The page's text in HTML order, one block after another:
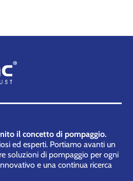
il concetto di pompaggio.
ed esperti. Portiamo avanti un
soluzioni di pompaggio per ogni
e una continua ricerca